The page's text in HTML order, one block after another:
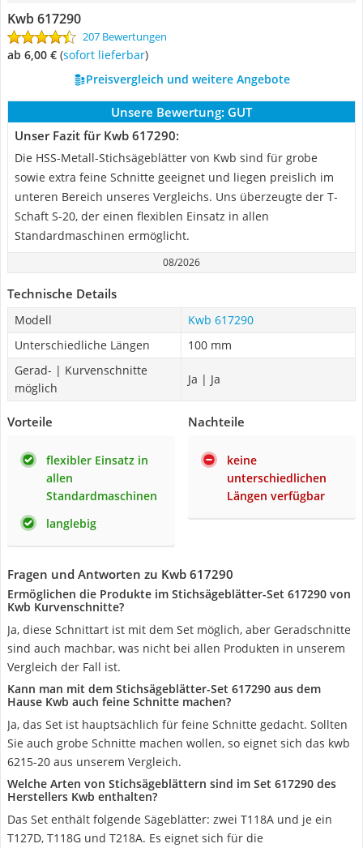
Kwb 617290
207 Bewertungen
ab 6,00 € ( Sofort lieferbar)
Preisvergleich und weitere Angebote
Unsere Bewertung: GUT
Unser Fazit für Kwb 617290:
Die HSS-Metall-Stichsägeblätter von Kwb sind für grobe
sowie extra feine Schnitte geeignet und liegen preislich im
unteren Bereich unseres Vergleichs. Uns überzeugte der T-
Schaft S-20, der einen flexiblen Einsatz in allen
Standardmaschinen ermöglicht.
08/2026
Technische Details
Modell
Kwb 617290
Unterschiedliche Längen
100 mm
Gerad- | Kurvenschnitte
möglich
Ja | Ja
Vorteile
flexibler Einsatz in
allen
Standardmaschinen
langlebig
Nachteile
keine
unterschiedlichen
Längen verfügbar
Fragen und Antworten zu Kwb 617290
Ermöglichen die Produkte im Stichsägeblätter-Set 617290 von
Kwb Kurvenschnitte?
Ja, diese Schnittart ist mit dem Set möglich, aber Geradschnitte
sind auch machbar, was nicht bei allen Produkten in unserem
Vergleich der Fall ist.
Kann man mit dem Stichsägeblätter-Set 617290 aus dem
Hause Kwb auch feine Schnitte machen?
Ja, das Set ist hauptsächlich für feine Schnitte gedacht. Sollten
Sie auch grobe Schnitte machen wollen, so eignet sich das kwb
6215-20 aus unserem Vergleich.
Welche Arten von Stichsägeblättern sind im Set 617290 des
Herstellers Kwb enthalten?
Das Set enthält folgende Sägeblätter: zwei T118A und je ein
T127D, T118G und T218A. Es eignet sich für die